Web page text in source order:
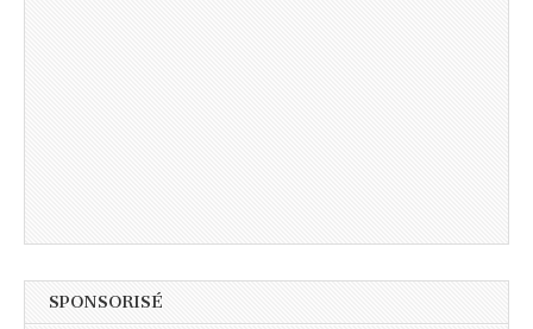
SPONSORISÉ